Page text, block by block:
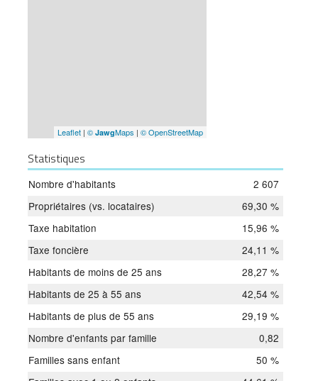
Leaflet| © JawgMaps | © OpenStreetMap
Statistiques
Nombre d'habitants
2 607
Propriétaires (vs. locataires)
69,30 %
Taxe habitation
15,96 %
Taxe foncière
24,11 %
Habitants de moins de 25 ans
28,27 %
Habitants de 25 à 55 ans
42,54 %
Habitants de plus de 55 ans
29,19 %
Nombre d'enfants par famille
0,82
Familles sans enfant
50 %